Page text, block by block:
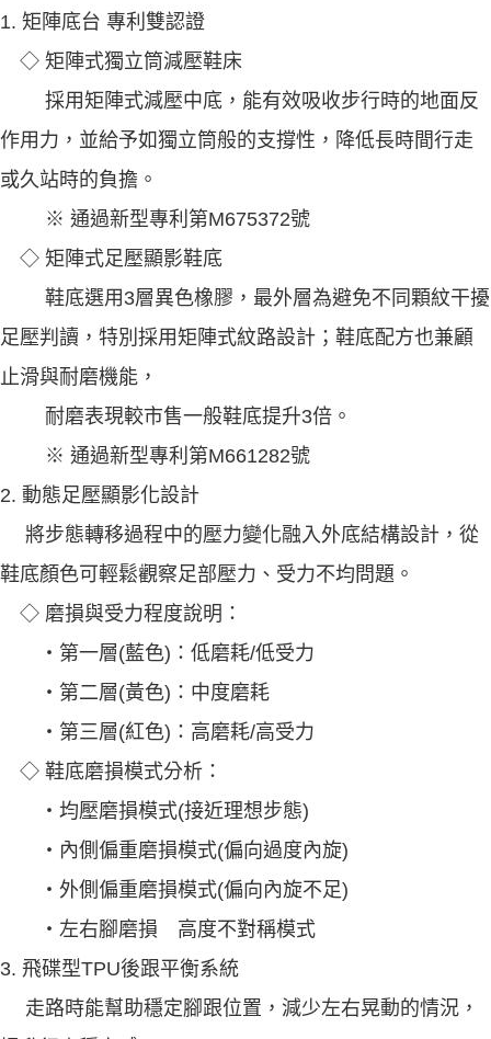
1. 矩陣底台 專利雙認證
◇ 矩陣式獨立筒減壓鞋床
採用矩陣式減壓中底，能有效吸收步行時的地面反
作用力，並給予如獨立筒般的支撐性，降低長時間行走
或久站時的負擔。
※ 通過新型專利第M675372號
◇ 矩陣式足壓顯影鞋底
鞋底選用3層異色橡膠，最外層為避免不同顆紋干擾
足壓判讀，特別採用矩陣式紋路設計；鞋底配方也兼顧
止滑與耐磨機能，
耐磨表現較市售一般鞋底提升3倍。
※ 通過新型專利第M661282號
2. 動態足壓顯影化設計
將步態轉移過程中的壓力變化融入外底結構設計，從
鞋底顏色可輕鬆觀察足部壓力、受力不均問題。
◇ 磨損與受力程度說明：
‧第一層(藍色)：低磨耗/低受力
‧第二層(黃色)：中度磨耗
‧第三層(紅色)：高磨耗/高受力
◇ 鞋底磨損模式分析：
‧均壓磨損模式(接近理想步態)
‧內側偏重磨損模式(偏向過度內旋)
‧外側偏重磨損模式(偏向內旋不足)
‧左右腳磨損 高度不對稱模式
3. 飛碟型TPU後跟平衡系統
走路時能幫助穩定腳跟位置，減少左右晃動的情況，